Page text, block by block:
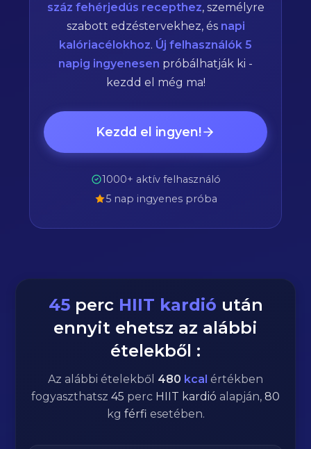
száz fehérjedús recepthez, személyre
szabott edzéstervekhez, és napi
kalóriacélokhoz. Új felhasználók 5
napig ingyenesen próbálhatják ki -
kezdd el még ma!
Kezdd el ingyen!
1000+ aktív felhasználó
5 nap ingyenes próba
45perc HIIT kardió után
ennyit ehetsz az alábbi
ételekből :
Az alábbi ételekből 480 kcal értékben
fogyaszthatsz 45 perc HIIT kardió alapján, 80
kg férfi esetében.